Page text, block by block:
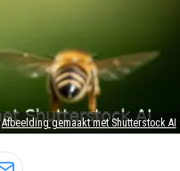
Afbeelding gemaakt met Shutterstock AI